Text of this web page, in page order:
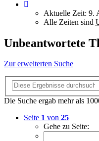
Aktuelle Zeit: 9.
Alle Zeiten sind
Unbeantwortete
Zur erweiterten Suche
Die Suche ergab mehr als
Seite 1 von 25
Gehe zu Seite: